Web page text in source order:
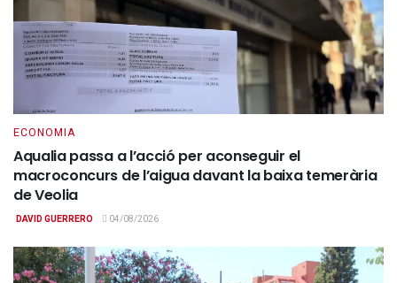
ECONOMIA
Aqualia passa a l’acció per aconseguir el
macroconcurs de l’aigua davant la baixa temerària
de Veolia
DAVID GUERRERO 04/08/2026